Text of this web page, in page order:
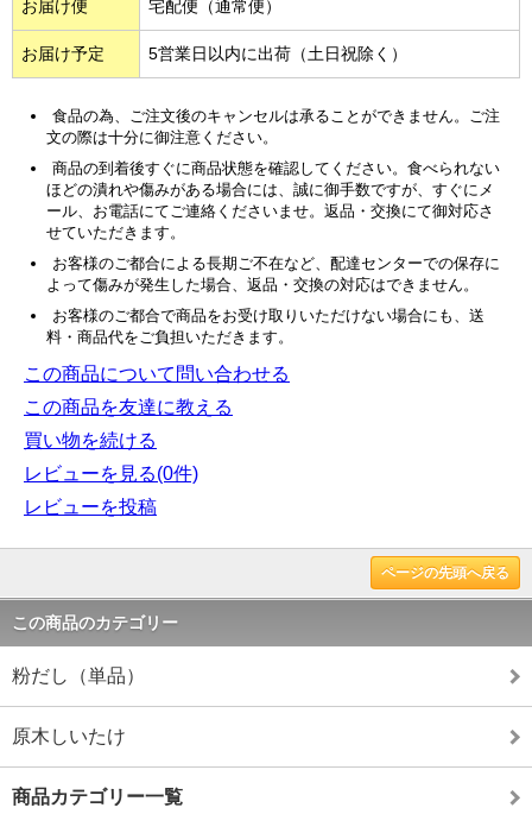
お届け便 宅配便（通常便）
お届け予定 5営業日以内に出荷（土日祝除く）
食品の為、ご注文後のキャンセルは承ることができません。ご注
文の際は十分に御注意ください。
商品の到着後すぐに商品状態を確認してください。食べられない
ほどの潰れや傷みがある場合には、誠に御手数ですが、すぐにメ
ール、お電話にてご連絡くださいませ。返品・交換にて御対応さ
せていただきます。
お客様のご都合による長期ご不在など、配達センターでの保存に
よって傷みが発生した場合、返品・交換の対応はできません。
お客様のご都合で商品をお受け取りいただけない場合にも、送
料・商品代をご負担いただきます。
この商品について問い合わせる
この商品を友達に教える
買い物を続ける
レビューを見る(0件)
レビューを投稿
ページの先頭へ戻る
この商品のカテゴリー
粉だし（単品）
原木しいたけ
商品カテゴリー一覧